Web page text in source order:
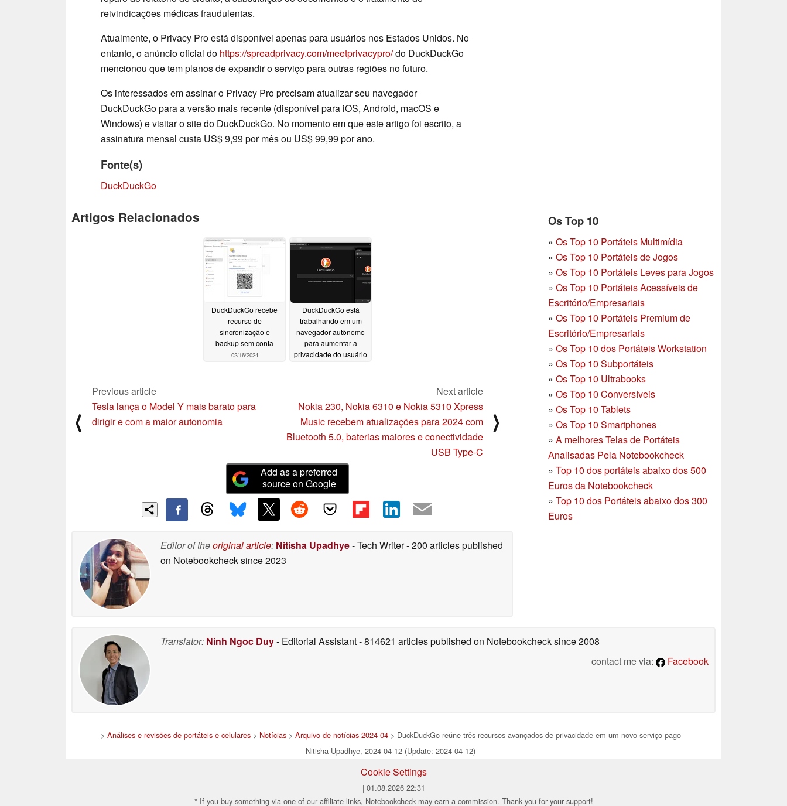
reivindicações médicas fraudulentas.
Atualmente, o Privacy Pro está disponível apenas para usuários nos Estados Unidos. No
entanto, o anúncio oficial do https://spreadprivacy.com/meetprivacypro/do DuckDuckGo
mencionou que tem planos de expandir o serviço para outras regiões no futuro.
Os interessados em assinar o Privacy Pro precisam atualizar seu navegador
DuckDuckGo para a versão mais recente (disponível para iOS, Android, macOS e
Windows) e visitar o site do DuckDuckGo. No momento em que este artigo foi escrito, a
assinatura mensal custa US$ 9,99 por mês ou US$ 99,99 por ano.
Fonte(s)
DuckDuckGo
Os Top 10
» Os Top 10 Portáteis Multimídia
» Os Top 10 Portáteis de Jogos
» Os Top 10 Portáteis Leves para Jogos
» Os Top 10 Portáteis Acessíveis de
Escritório/Empresariais
» Os Top 10 Portáteis Premium de
Escritório/Empresariais
» Os Top 10 dos Portáteis Workstation
» Os Top 10 Subportáteis
» Os Top 10 Ultrabooks
» Os Top 10 Conversíveis
» Os Top 10 Tablets
» Os Top 10 Smartphones
» A melhores Telas de Portáteis
Analisadas Pela Notebookcheck
» Top 10 dos portáteis abaixo dos 500
Euros da Notebookcheck
» Top 10 dos Portáteis abaixo dos 300
Euros
Artigos Relacionados
DuckDuckGo recebe
recurso de
sincronização e
backup sem conta
02/16/2024
DuckDuckGo está
trabalhando em um
navegador autônomo
para aumentar a
privacidade do usuário
⟨
Previous article
Tesla lança o Model Y mais barato para
dirigir e com a maior autonomia
Next article
Nokia 230, Nokia 6310 e Nokia 5310 Xpress
Music recebem atualizações para 2024 com
Bluetooth 5.0, baterias maiores e conectividade
USB Type-C
⟩
Add as a preferred
source on Google
Editor of theoriginal article: Nitisha Upadhye- Tech Writer- 200 articles published
on Notebookchecksince 2023
Translator: Ninh Ngoc Duy- Editorial Assistant- 814621 articles published on Notebookchecksince 2008
contact me via:
Facebook
> Análises e revisões de portáteis e celulares> Notícias> Arquivo de notícias 2024 04> DuckDuckGo reúne três recursos avançados de privacidade em um novo serviço pago
Nitisha Upadhye, 2024-04-12 (Update: 2024-04-12)
Cookie Settings
| 01.08.2026 22:31
* If you buy something via one of our affiliate links, Notebookcheck may earn a commission. Thank you for your support!